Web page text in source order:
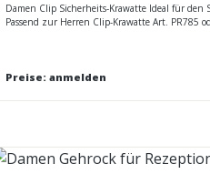
Damen Clip Sicherheits-Krawatte Ideal für den
Passend zur Herren Clip-Krawatte Art. PR785
Preise: anmelden